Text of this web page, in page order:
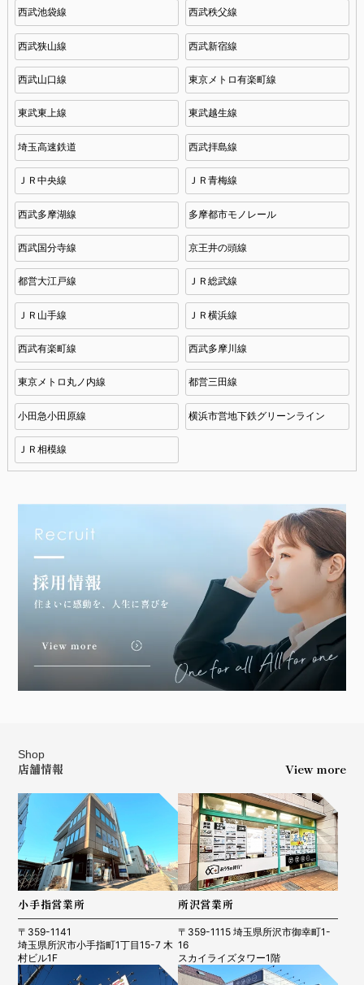
西武池袋線 西武秩父線
西武狭山線 西武新宿線
西武山口線 東京メトロ有楽町線
東武東上線 東武越生線
埼玉高速鉄道 西武拝島線
ＪＲ中央線 ＪＲ青梅線
西武多摩湖線 多摩都市モノレール
西武国分寺線 京王井の頭線
都営大江戸線 ＪＲ総武線
ＪＲ山手線 ＪＲ横浜線
西武有楽町線 西武多摩川線
東京メトロ丸ノ内線 都営三田線
小田急小田原線 横浜市営地下鉄グリーンライン
ＪＲ相模線
Shop
店舗情報 View more
小手指営業所
〒359-1141
埼玉県所沢市小手指町1丁目15-7 木
村ビル1F
所沢営業所
〒359-1115 埼玉県所沢市御幸町1-
16
スカイライズタワー1階